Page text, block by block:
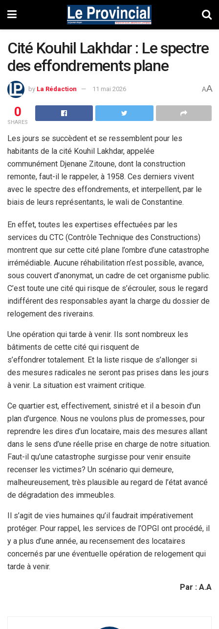
Cité Kouhil Lakhdar : Le spectre
des effondrements plane
by La Rédaction 11 mai 2026 AA
0
SHARES
Les jours se succèdent et se ressemblent pour les
habitants de la cité Kouhil Lakhdar, appelée
communément Djenane Zitoune, dont la construction
remonte, faut-il le rappeler, à 1958. Ces derniers vivent
avec le spectre des effondrements, et interpellent, par le
biais de leurs représentants, le wali de Constantine.
En effet, toutes les expertises effectuées par les
services du CTC (Contrôle Technique des Constructions)
montrent que sur cette cité plane l’ombre d’une catastrophe
irrémédiable. Aucune réhabilitation n’est possible, avance,
sous couvert d’anonymat, un cadre de cet organisme public.
C’est toute une cité qui risque de s’écrouler, sous le regard
indifférent des responsables ayant la charge du dossier de
relogement des riverains.
Une opération qui tarde à venir. Ils sont nombreux les
bâtiments de cette cité qui risquent de
s’effondrer totalement. Et la liste risque de s’allonger si
des mesures radicales ne seront pas prises dans les jours
à venir. La situation est vraiment critique.
Ce quartier est, effectivement, sinistré et il a besoin d’un
plan d’urgence. Nous ne voulons plus de promesses, pour
reprendre les dires d’un locataire, mais des mesures allant
dans le sens d’une réelle prise en charge de notre situation.
Faut-il qu’une catastrophe surgisse pour venir ensuite
recenser les victimes? Un scénario qui demeure,
malheureusement, très plausible au regard de l’état avancé
de dégradation des immeubles.
Il s’agit de vies humaines qu’il faudrait impérativement
protéger. Pour rappel, les services de l’OPGI ont procédé, il
y a plus d’une année, au recensement des locataires
concernés par une éventuelle opération de relogement qui
tarde à venir.
Par : A.A